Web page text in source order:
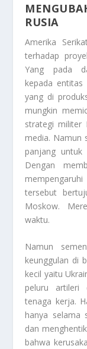
RUSIA
Amerika
terhadap
Yang pada
kepada
yang di
mungkin
strategi militer
media. Namun
panjang untuk
Dengan
tersebut
Moskow.
waktu.
Namun
keunggulan di
kecil yaitu
peluru artileri
tenaga kerja.
hanya selama
dan
bahwa